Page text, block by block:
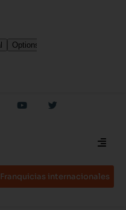
Franquicias internacionales